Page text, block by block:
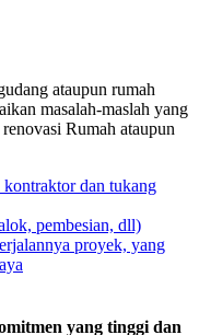
ataupun rumah
masalah-maslah yang
Rumah ataupun
dan tukang
pembesian, dll)
proyek, yang
yang tinggi dan